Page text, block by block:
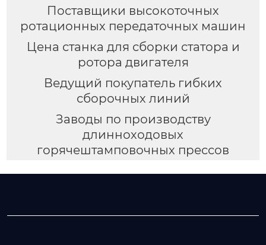
Поставщики высокоточных
ротационных передаточных машин
Цена станка для сборки статора и
ротора двигателя
Ведущий покупатель гибких
сборочных линий
Заводы по производству
длинноходовых
горячештамповочных прессов